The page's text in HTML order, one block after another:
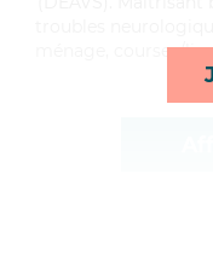
ménage, courses/